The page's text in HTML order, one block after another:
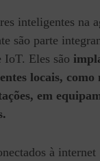
inteligentes na
são parte
IoT. Eles são
locais, como
em
à internet